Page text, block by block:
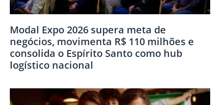
Modal Expo 2026 supera meta de
negócios, movimenta R$ 110 milhões e
consolida o Espírito Santo como hub
logístico nacional